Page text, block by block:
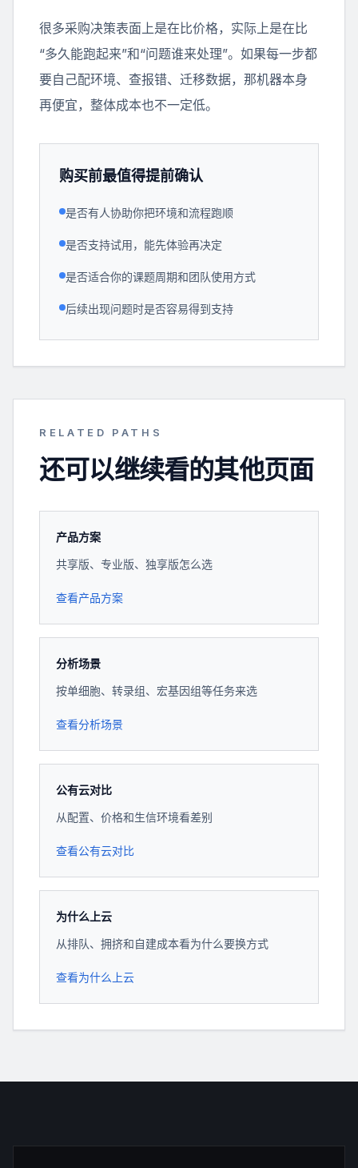
很多采购决策表面上是在比价格，实际上是在比
“多久能跑起来”和“问题谁来处理”。如果每一步都
要自己配环境、查报错、迁移数据，那机器本身
再便宜，整体成本也不一定低。
购买前最值得提前确认
是否有人协助你把环境和流程跑顺
是否支持试用，能先体验再决定
是否适合你的课题周期和团队使用方式
后续出现问题时是否容易得到支持
RELATED PATHS
还可以继续看的其他页面
产品方案
共享版、专业版、独享版怎么选
查看产品方案
分析场景
按单细胞、转录组、宏基因组等任务来选
查看分析场景
公有云对比
从配置、价格和生信环境看差别
查看公有云对比
为什么上云
从排队、拥挤和自建成本看为什么要换方式
查看为什么上云